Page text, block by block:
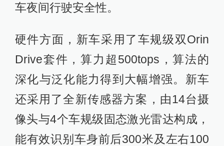
车夜间行驶安全性。
硬件方面，新车采用了车规级双Orin
Drive套件，算力超500tops，算法的
深化与泛化能力得到大幅增强。新车
还采用了全新传感器方案，由14台摄
像头与4个车规级固态激光雷达构成，
能有效识别车身前后300米及左右100